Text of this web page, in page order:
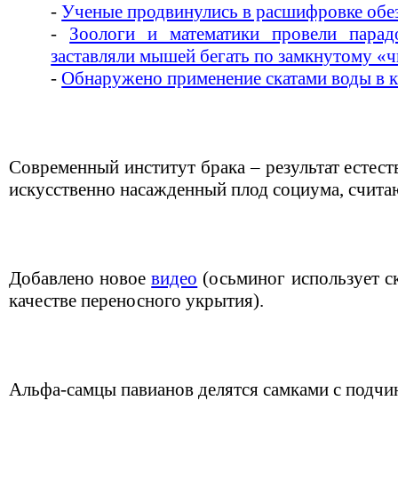
-Ученые продвинулись в расшифровке
- Зоологи и математики провели
заставляли мышей бегать по замкнутому
-Обнаружено применение скатами воды в
Современный институт брака – результат
искусственно насажденный плод социума,
Добавлено новоевидео (осьминог использует
качестве переносного укрытия).
Альфа-самцы павианов делятся самками с